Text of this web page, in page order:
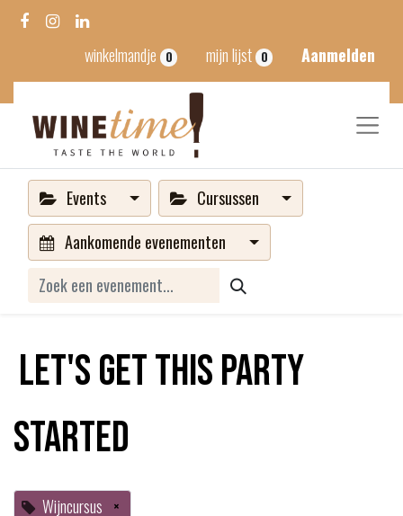
winkelmandje 0 mijn lijst 0 Aanmelden
Events
Cursussen
Aankomende evenementen
Let's get this party
started
Wijncursus ×